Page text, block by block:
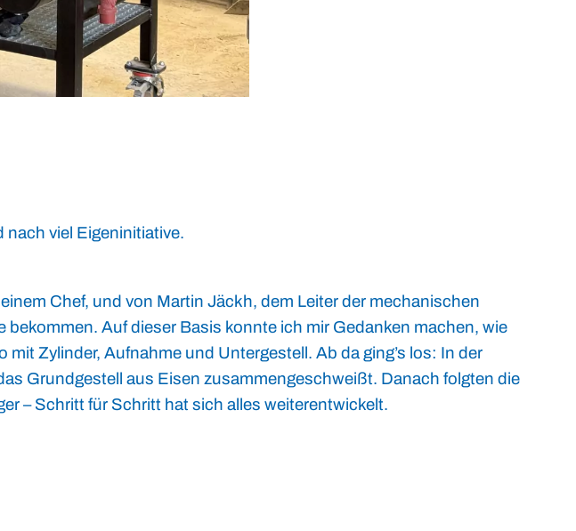
nach viel Eigeninitiative.
Chef, und von Martin Jäckh, dem Leiter der mechanischen
bekommen. Auf dieser Basis konnte ich mir Gedanken machen, wie
mit Zylinder, Aufnahme und Untergestell. Ab da ging’s los: In der
Grundgestell aus Eisen zusammengeschweißt. Danach folgten die
– Schritt für Schritt hat sich alles weiterentwickelt.